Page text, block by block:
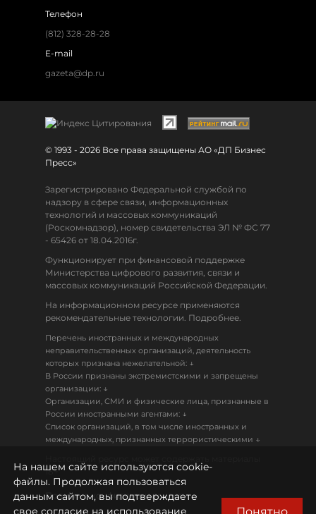
Телефон
(812) 328-28-28
E-mail
gazeta@dp.ru
© 1993 - 2026 Все права защищены АО «ДП Бизнес
Пресс»
Зарегистрировано Федеральной службой по
надзору в сфере связи, информационных
технологий и массовых коммуникаций
(Роскомнадзор), номер свидетельства ЭЛ № ФС 77
- 65426 от 18.04.2016г.
Функционирует при финансовой поддержке
Министерства цифрового развития, связи и
массовых коммуникаций Российской Федерации.
На информационном ресурсе применяются
рекомендательные технологии. Подробнее.
Перечень иностранных и международных
неправительственных организаций, деятельность
которых признана нежелательной: ↓
В России признаны экстремистскими и запрещены
организации: ↓
Организации, СМИ и физические лица, признанные в
России иностранными агентами: ↓
Список организаций, в том числе иностранных и
международных, признанных террористическими ↓
18+
Политика конфиденциальности
На нашем сайте используются cookie-
файлы. Продолжая пользоваться
данным сайтом, вы подтверждаете
свое согласие на использование
Понятно